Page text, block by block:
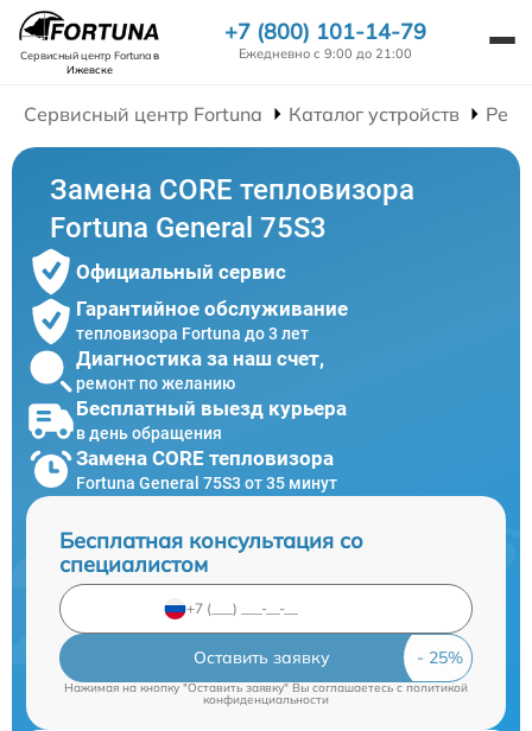
Сервисный центр Fortunaв
Ижевске
+7 (800) 101-14-79
Ежедневно с 9:00 до 21:00
Сервисный центр Fortuna Каталог устройств
Замена CORE тепловизора
Fortuna General 75S3
Официальный сервис
Гарантийное обслуживание
тепловизора Fortuna до 3 лет
Диагностика за наш счет,
ремонт по желанию
Бесплатный выезд курьера
в день обращения
Замена CORE тепловизора
Fortuna General 75S3 от 35 минут
Бесплатная консультация со
специалистом
Оставить заявку
Нажимая на кнопку "Оставить заявку" Вы соглашаетесь cполитикой
конфиденциальности